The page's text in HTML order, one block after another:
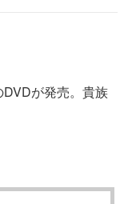
DVDが発売。貴族